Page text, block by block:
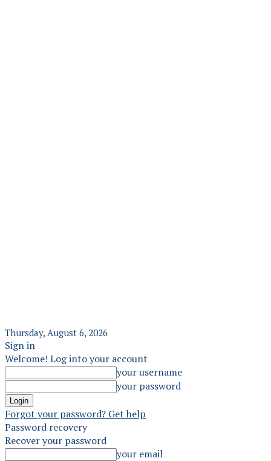
Thursday, August 6, 2026
Sign in
Welcome! Log into your account
your username
your password
Forgot your password? Get help
Password recovery
Recover your password
your email